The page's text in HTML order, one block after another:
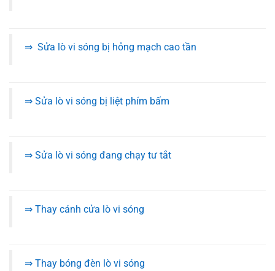
⇒ Sửa lò vi sóng bị hỏng mạch cao tần
⇒ Sửa lò vi sóng bị liệt phím bấm
⇒ Sửa lò vi sóng đang chạy tư tắt
⇒ Thay cánh cửa lò vi sóng
⇒ Thay bóng đèn lò vi sóng